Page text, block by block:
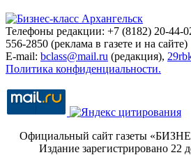
Телефоны редакции: +7 (8182) 20-44-
556-2850 (реклама в газете и на сайте)
E-mail: bclass@mail.ru (редакция),
Политика конфиденциальности.
Официальный сайт газеты
Издание зарегистрировано 22